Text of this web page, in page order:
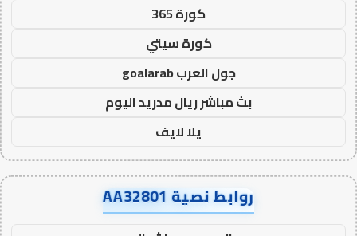
كورة 365
كورة سيتي
جول العرب goalarab
بث مباشر ريال مدريد اليوم
يلا لايف
روابط نصية AA32801